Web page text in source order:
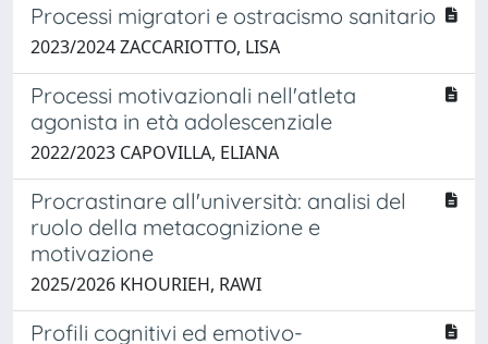
Processi migratori e ostracismo sanitario
2023/2024 ZACCARIOTTO, LISA
Processi motivazionali nell'atleta
agonista in età adolescenziale
2022/2023 CAPOVILLA, ELIANA
Procrastinare all'università: analisi del
ruolo della metacognizione e
motivazione
2025/2026 KHOURIEH, RAWI
Profili cognitivi ed emotivo-